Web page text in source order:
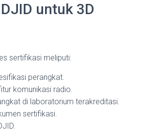
untuk 3D
sertifikasi meliputi:
perangkat.
komunikasi radio.
di laboratorium terakreditasi.
sertifikasi.